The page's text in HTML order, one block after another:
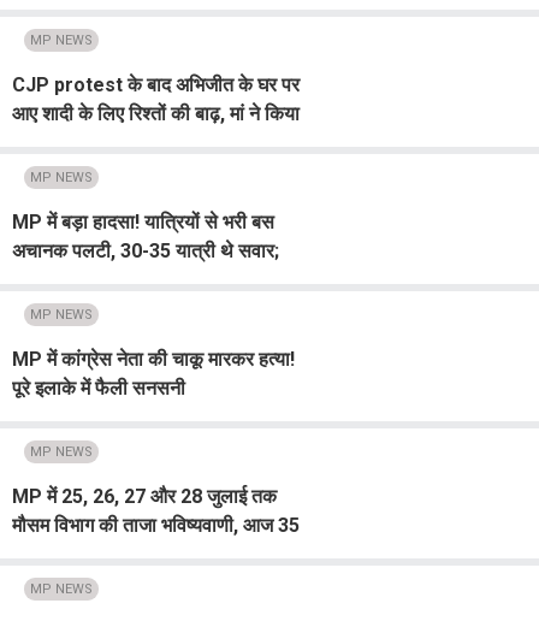
MP NEWS
CJP protest के बाद अभिजीत के घर पर
आए शादी के लिए रिश्तों की बाढ़, मां ने किया
MP NEWS
MP में बड़ा हादसा! यात्रियों से भरी बस
अचानक पलटी, 30-35 यात्री थे सवार;
MP NEWS
MP में कांग्रेस नेता की चाकू मारकर हत्या!
पूरे इलाके में फैली सनसनी
MP NEWS
MP में 25, 26, 27 और 28 जुलाई तक
मौसम विभाग की ताजा भविष्यवाणी, आज 35
MP NEWS